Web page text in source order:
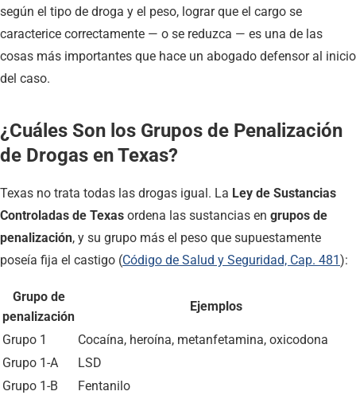
según el tipo de droga y el peso, lograr que el cargo se
caracterice correctamente — o se reduzca — es una de las
cosas más importantes que hace un abogado defensor al inicio
del caso.
¿Cuáles Son los Grupos de Penalización
de Drogas en Texas?
Texas no trata todas las drogas igual. La Ley de Sustancias
Controladas de Texas ordena las sustancias en grupos de
penalización, y su grupo más el peso que supuestamente
poseía fija el castigo (Código de Salud y Seguridad, Cap. 481):
Grupo de
penalización
Ejemplos
Grupo 1
Cocaína, heroína, metanfetamina, oxicodona
Grupo 1-A
LSD
Grupo 1-B
Fentanilo